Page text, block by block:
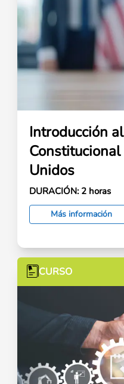
Introducción
Unidos
DURACIÓN: 2 horas
Más información
CURSO